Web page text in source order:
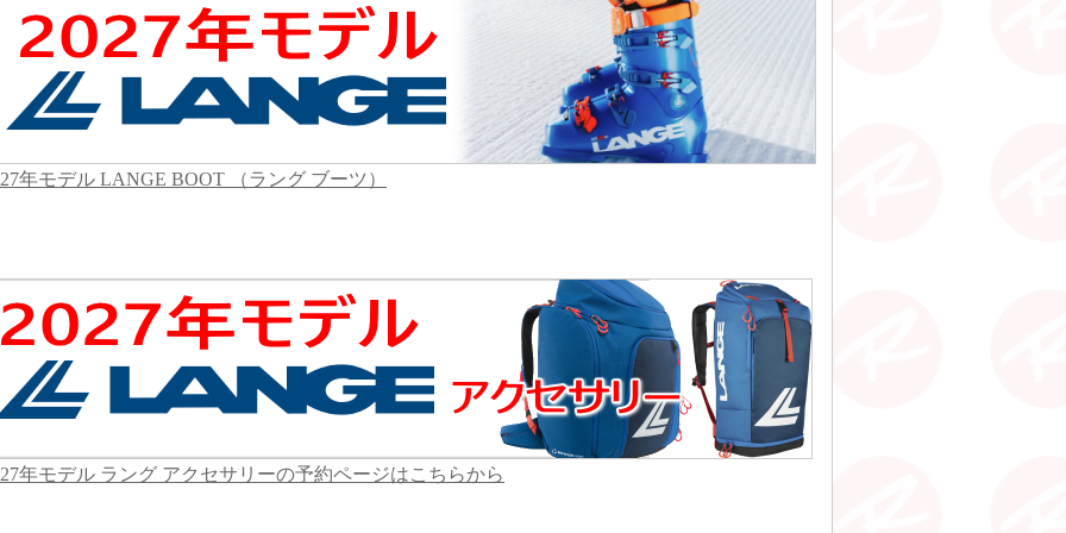
年モデル LANGE BOOT （ラング ブーツ）
年モデル ラング アクセサリーの予約ページはこちらから